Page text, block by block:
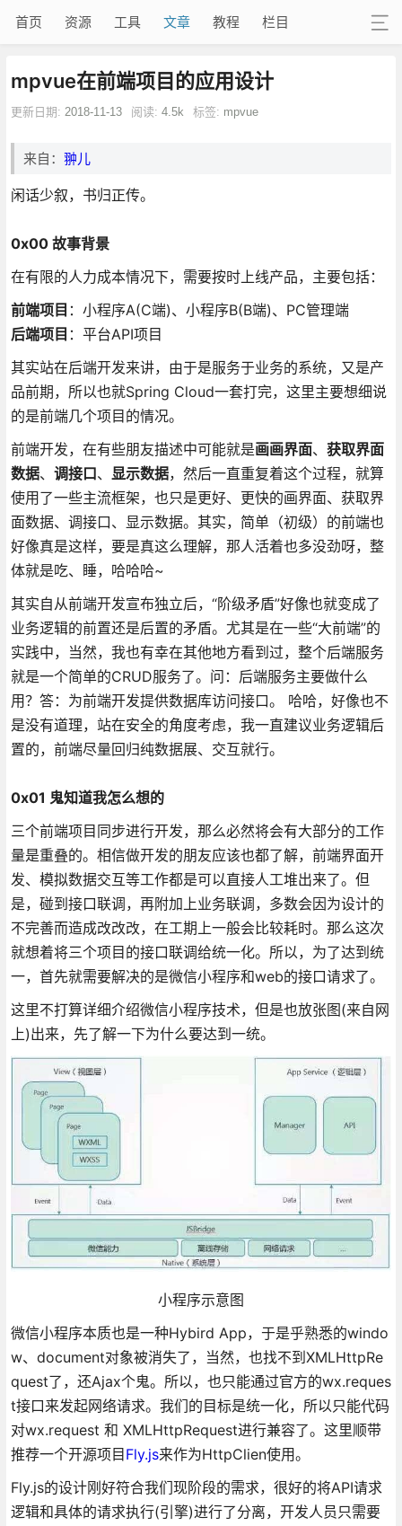
首页 资源 工具 文章 教程 栏目
mpvue在前端项目的应用设计
更新日期: 2018-11-13 阅读: 4.5k 标签: mpvue
来自： 翀儿
闲话少叙，书归正传。
0x00 故事背景
在有限的人力成本情况下，需要按时上线产品，主要包括：
前端项目 ：小程序A(C端)、小程序B(B端)、PC管理端
后端项目 ：平台API项目
其实站在后端开发来讲，由于是服务于业务的系统，又是产
品前期，所以也就Spring Cloud一套打完，这里主要想细说
的是前端几个项目的情况。
前端开发，在有些朋友描述中可能就是画画界面、 获取界面
数据、 调接口、 显示数据，然后一直重复着这个过程，就算
使用了一些主流框架，也只是更好、更快的画界面、获取界
面数据、调接口、显示数据。其实，简单（初级）的前端也
好像真是这样，要是真这么理解，那人活着也多没劲呀，整
体就是吃、睡，哈哈哈~
其实自从前端开发宣布独立后，“阶级矛盾”好像也就变成了
业务逻辑的前置还是后置的矛盾。尤其是在一些“大前端”的
实践中，当然，我也有幸在其他地方看到过，整个后端服务
就是一个简单的CRUD服务了。问：后端服务主要做什么
用？答：为前端开发提供数据库访问接口。 哈哈，好像也不
是没有道理，站在安全的角度考虑，我一直建议业务逻辑后
置的，前端尽量回归纯数据展、交互就行。
0x01 鬼知道我怎么想的
三个前端项目同步进行开发，那么必然将会有大部分的工作
量是重叠的。相信做开发的朋友应该也都了解，前端界面开
发、模拟数据交互等工作都是可以直接人工堆出来了。但
是，碰到接口联调，再附加上业务联调，多数会因为设计的
不完善而造成改改改，在工期上一般会比较耗时。那么这次
就想着将三个项目的接口联调给统一化。所以，为了达到统
一，首先就需要解决的是微信小程序和web的接口请求了。
这里不打算详细介绍微信小程序技术，但是也放张图(来自网
上)出来，先了解一下为什么要达到一统。
小程序示意图
微信小程序本质也是一种Hybird App，于是乎熟悉的windo
w、document对象被消失了，当然，也找不到XMLHttpRe
quest了，还Ajax个鬼。所以，也只能通过官方的wx.reques
t接口来发起网络请求。我们的目标是统一化，所以只能代码
对wx.request 和 XMLHttpRequest进行兼容了。这里顺带
推荐一个开源项目 Fly.js来作为HttpClien使用。
Fly.js的设计刚好符合我们现阶段的需求，很好的将API请求
逻辑和具体的请求执行(引擎)进行了分离，开发人员只需要